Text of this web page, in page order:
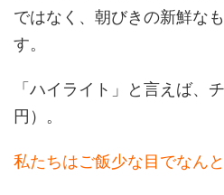
ではなく、朝びきの新鮮な
す。
「ハイライト」と言えば、
円）。
私たちはご飯少な目でなん